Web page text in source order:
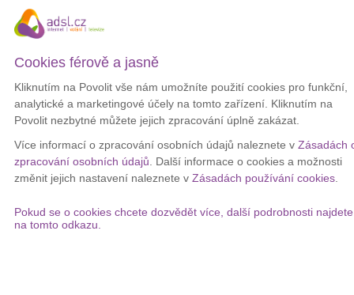
rychlejší a prakticky neomezené způsoby
Technologie může být použita k vytváření zdánlivě originálních
toho, abychom kvůli natáčení reklamy letěli s filmovým štábem do
Afriky, jsme ji vytvořili virtuálně,"uvedl generální ředitel Mark Read
z reklamní agentury WPP.
Agentura spolupracuje například se společností Nestlé, která
v současné době hledá způsoby, jak nástroje jakoChatGPT 4.0 a
Dall-E 2použít při propagaci svých výrobků.
"Nástroj reaguje na brief kampaní skvělými nápady a inspirací,
které plně odpovídají značce a strategii. Tyto nápady pak dále
Cookies férově a jasně
Kliknutím na Povolit vše nám umožníte použití cookies pro funkční,
analytické a marketingové účely na tomto zařízení. Kliknutím na
Povolit nezbytné můžete jejich zpracování úplně zakázat.
Více informací o zpracování osobních údajů naleznete v Zásadách
zpracování osobních údajů . Další informace o cookies a možnosti
změnit jejich nastavení naleznete v Zásadách používání cookies.
Pokud se o cookies chcete dozvědět více, další podrobnosti najdete
na tomto odkazu.